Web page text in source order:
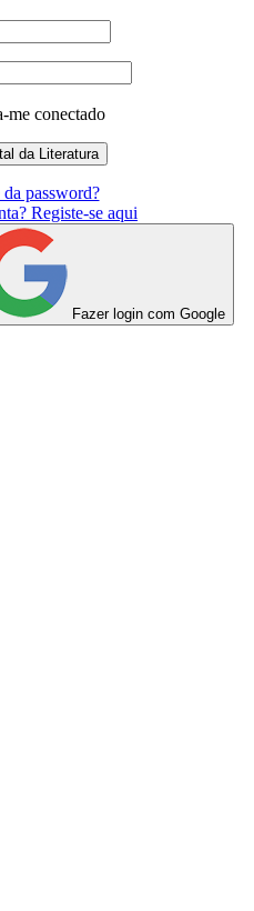
me conectado
da password?
Registe-se aqui
Fazer login com Google